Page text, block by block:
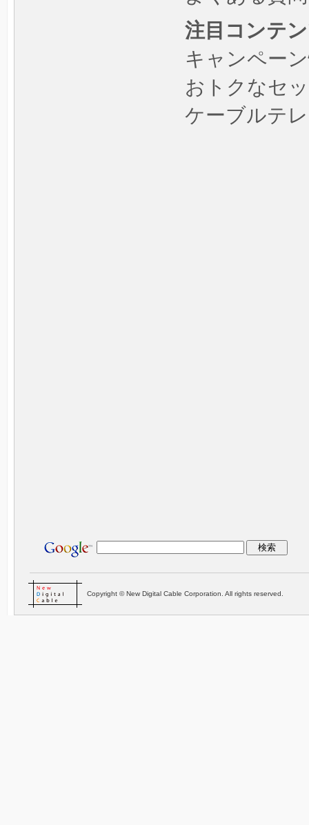
注目コンテ
キャンペー
おトクなセ
ケーブルテ
Copyright © New Digital Cable Corporation. All rights reserved.